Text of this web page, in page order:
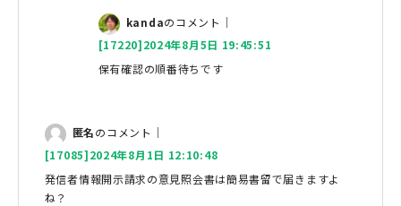
kandaのコメント｜
[17220]2024年8月5日 19:45:51
保有確認の順番待ちです
匿名のコメント｜
[17085]2024年8月1日 12:10:48
発信者情報開示請求の意見照会書は簡易書留で届きますよ
ね？